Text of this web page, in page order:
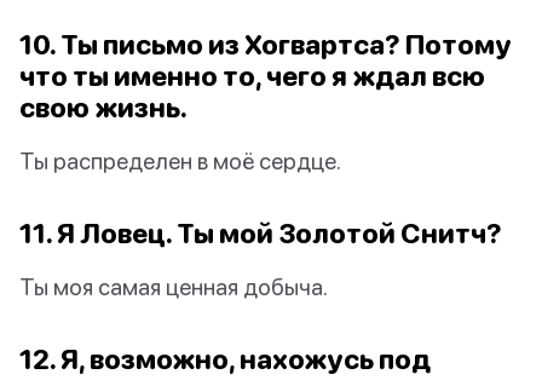
10. Ты письмо из Хогвартса? Потому
что ты именно то, чего я ждал всю
свою жизнь.
Ты распределен в моё сердце.
11. Я Ловец. Ты мой Золотой Снитч?
Ты моя самая ценная добыча.
12. Я, возможно, нахожусь под